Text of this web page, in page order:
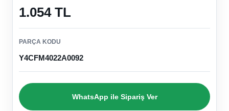
1.054 TL
PARÇA KODU
Y4CFM4022A0092
WhatsApp ile Sipariş Ver